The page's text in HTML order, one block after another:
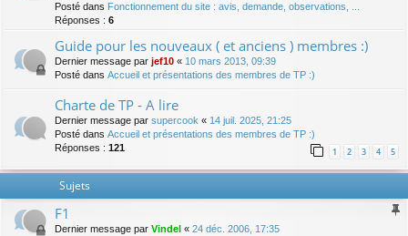
Posté dans Fonctionnement du site : avis, demande, observations, ...
Réponses : 6
Guide pour les nouveaux ( et anciens ) membres :)
Dernier message par jef10 « 10 mars 2013, 09:39
Posté dans Accueil et présentations des membres de TP :)
Charte de TP - A lire
Dernier message par supercook « 14 juil. 2025, 21:25
Posté dans Accueil et présentations des membres de TP :)
Réponses : 121 1 2 3 4 5
Sujets
F1
Dernier message par Vindel « 24 déc. 2006, 17:35